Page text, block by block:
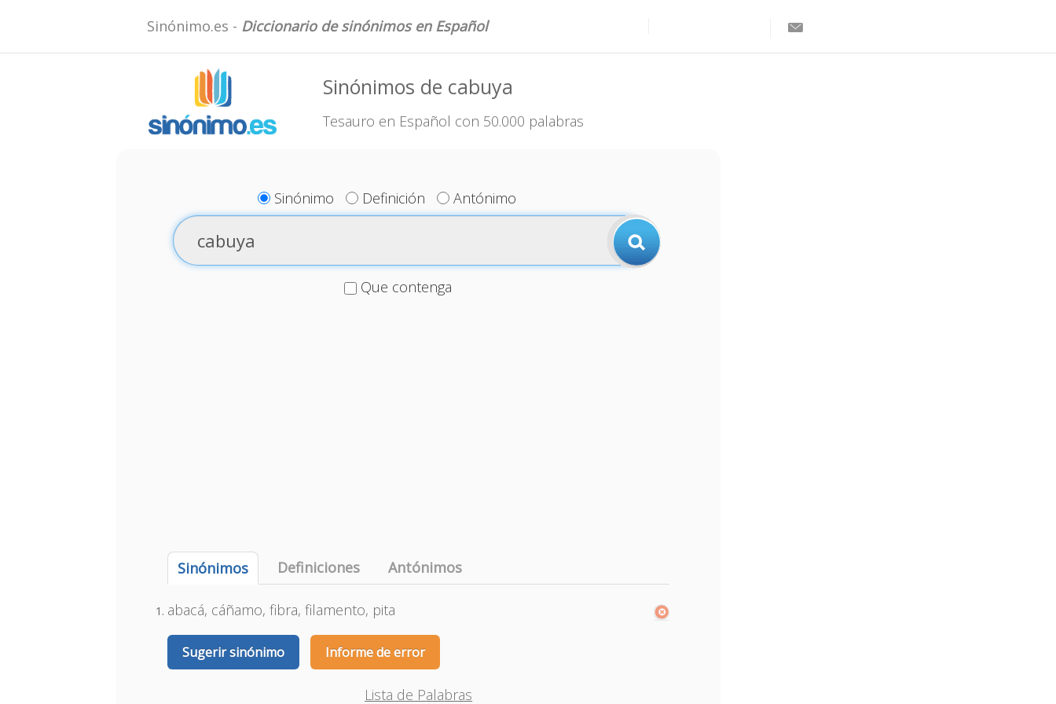
Sinónimo.es - Diccionario de sinónimos en Español
Sinónimos de cabuya
Tesauro en Español con 50.000 palabras
Sinónimo Definición Antónimo
Que contenga
Sinónimos Definiciones Antónimos
abacá, cáñamo, fibra, filamento, pita
Sugerir sinónimo Informe de error
Lista de Palabras